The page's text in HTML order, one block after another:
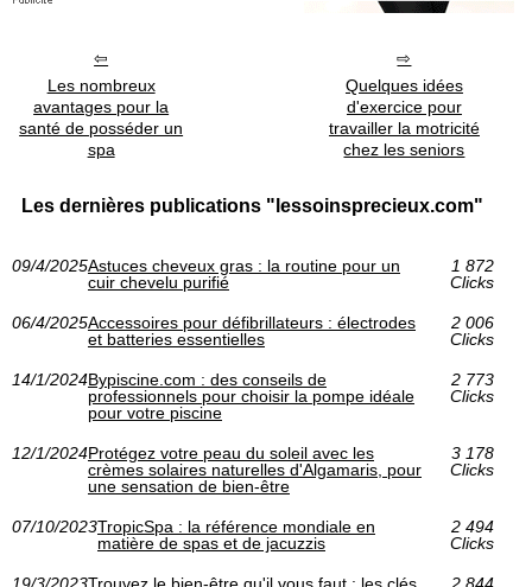
Les nombreux
avantages pour la
santé de posséder un
spa
Quelques idées
d'exercice pour
travailler la motricité
chez les seniors
Les dernières publications "lessoinsprecieux.com"
09/4/2025Astuces cheveux gras : la routine pour un
cuir chevelu purifié
1 872
Clicks
06/4/2025Accessoires pour défibrillateurs : électrodes
et batteries essentielles
2 006
Clicks
14/1/2024Bypiscine.com : des conseils de
professionnels pour choisir la pompe idéale
pour votre piscine
2 773
Clicks
12/1/2024Protégez votre peau du soleil avec les
crèmes solaires naturelles d'Algamaris, pour
une sensation de bien-être
3 178
Clicks
07/10/2023TropicSpa : la référence mondiale en
matière de spas et de jacuzzis
2 494
Clicks